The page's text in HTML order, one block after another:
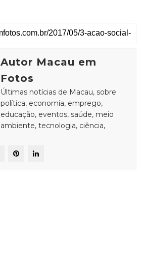
Autor Macau em
Fotos
Últimas notícias de Macau, sobre
política, economia, emprego,
educação, eventos, saúde, meio
ambiente, tecnologia, ciência,